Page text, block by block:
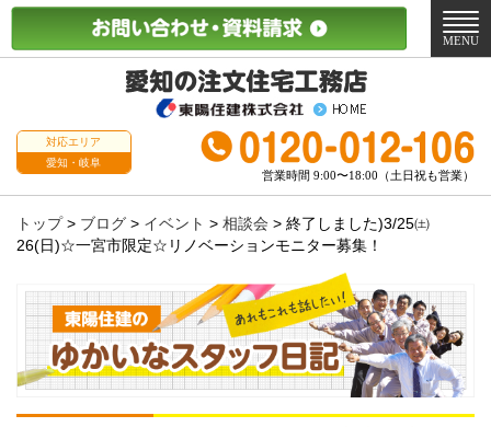
対応エリア
愛知・岐阜
営業時間 9:00〜18:00（土日祝も営業）
メ
ニ
MENU
トップ> ブログ > イベント > 相談会 > 終了しました)3/25㈯
26(日)☆一宮市限定☆リノベーションモニター募集！